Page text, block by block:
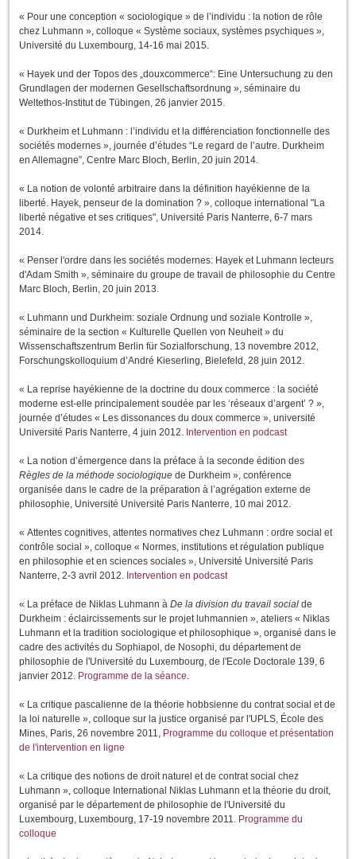
« Pour une conception « sociologique » de l’individu : la notion de rôle
chez Luhmann », colloque « Système sociaux, systèmes psychiques »,
Université du Luxembourg, 14-16 mai 2015.
« Hayek und der Topos des „douxcommerce“: Eine Untersuchung zu den
Grundlagen der modernen Gesellschaftsordnung », séminaire du
Weltethos-Institut de Tübingen, 26 janvier 2015.
« Durkheim et Luhmann : l’individu et la différenciation fonctionnelle des
sociétés modernes », journée d’études “Le regard de l’autre. Durkheim
en Allemagne”, Centre Marc Bloch, Berlin, 20 juin 2014.
« La notion de volonté arbitraire dans la définition hayékienne de la
liberté. Hayek, penseur de la domination ? », colloque international "La
liberté négative et ses critiques", Université Paris Nanterre, 6-7 mars
2014.
« Penser l'ordre dans les sociétés modernes: Hayek et Luhmann lecteurs
d'Adam Smith », séminaire du groupe de travail de philosophie du Centre
Marc Bloch, Berlin, 20 juin 2013.
« Luhmann und Durkheim: soziale Ordnung und soziale Kontrolle »,
séminaire de la section « Kulturelle Quellen von Neuheit » du
Wissenschaftszentrum Berlin für Sozialforschung, 13 novembre 2012,
Forschungskolloquium d’André Kieserling, Bielefeld, 28 juin 2012.
« La reprise hayékienne de la doctrine du doux commerce : la société
moderne est-elle principalement soudée par les ‘réseaux d’argent’ ? »,
journée d’études « Les dissonances du doux commerce », université
Université Paris Nanterre, 4 juin 2012. Intervention en podcast
« La notion d’émergence dans la préface à la seconde édition des
Règles de la méthode sociologique de Durkheim », conférence
organisée dans le cadre de la préparation à l’agrégation externe de
philosophie, Université Université Paris Nanterre, 10 mai 2012.
« Attentes cognitives, attentes normatives chez Luhmann : ordre social et
contrôle social », colloque « Normes, institutions et régulation publique
en philosophie et en sciences sociales », Université Université Paris
Nanterre, 2-3 avril 2012. Intervention en podcast
« La préface de Niklas Luhmann à De la division du travail social de
Durkheim : éclaircissements sur le projet luhmannien », ateliers « Niklas
Luhmann et la tradition sociologique et philosophique », organisé dans le
cadre des activités du Sophiapol, de Nosophi, du département de
philosophie de l'Université du Luxembourg, de l'Ecole Doctorale 139, 6
janvier 2012. Programme de la séance.
« La critique pascalienne de la théorie hobbsienne du contrat social et de
la loi naturelle », colloque sur la justice organisé par l'UPLS, École des
Mines, Paris, 26 novembre 2011, Programme du colloque et présentation
de l'intervention en ligne
« La critique des notions de droit naturel et de contrat social chez
Luhmann », colloque International Niklas Luhmann et la théorie du droit,
organisé par le département de philosophie de l'Université du
Luxembourg, Luxembourg, 17-19 novembre 2011. Programme du
colloque